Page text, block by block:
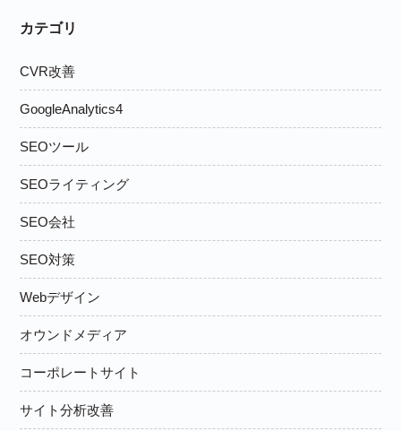
カテゴリ
CVR改善
GoogleAnalytics4
SEOツール
SEOライティング
SEO会社
SEO対策
Webデザイン
オウンドメディア
コーポレートサイト
サイト分析改善